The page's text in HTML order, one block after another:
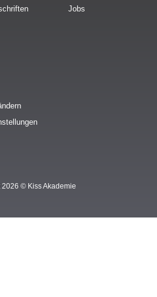
Jobs
© Kiss Akademie